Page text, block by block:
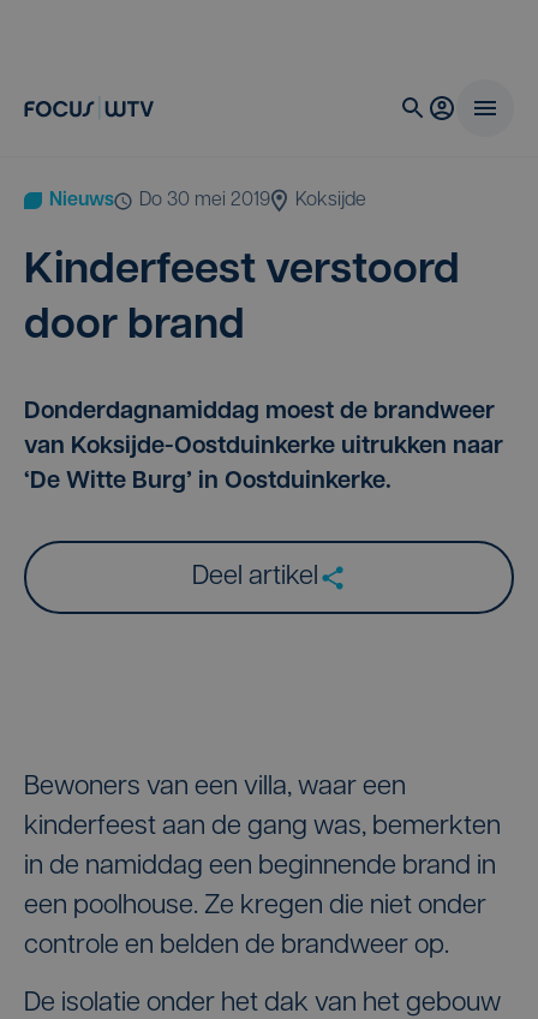
Nieuws do 30 mei 2019 Koksijde
Kin­der­feest ver­stoord
door brand
Donderdagnamiddag moest de brandweer
van Koksijde-Oostduinkerke uitrukken naar
‘De Witte Burg’ in Oostduinkerke.
Deel artikel
Bewoners van een villa, waar een
kinderfeest aan de gang was, bemerkten
in de namiddag een beginnende brand in
een poolhouse. Ze kregen die niet onder
controle en belden de brandweer op.
De isolatie onder het dak van het gebouw